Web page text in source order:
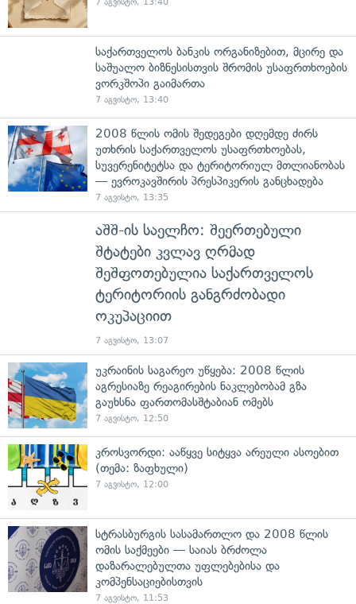
საქართველოს ბანკის ორგანიზებით, მცირე და
საშუალო ბიზნესისთვის შრომის უსაფრთხოების
ვორკშოპი გაიმართა
7 აგვისტო, 13:40
2008 წლის ომის შედეგები დღემდე ძირს
უთხრის საქართველოს უსაფრთხოებას,
სუვერენიტეტსა და ტერიტორიულ მთლიანობას
— ევროკავშირის პრესპიკერის განცხადება
7 აგვისტო, 13:35
აშშ-ის საელჩო: შეერთებული
შტატები კვლავ ღრმად
შეშფოთებულია საქართველოს
ტერიტორიის განგრძობადი
ოკუპაციით
7 აგვისტო, 13:07
უკრაინის საგარეო უწყება: 2008 წლის
აგრესიაზე რეაგირების ნაკლებობამ გზა
გაუხსნა ფართომასშტაბიან ომებს
7 აგვისტო, 12:50
კროსვორდი: ააწყვე სიტყვა არეული ასოებით
(თემა: ზაფხული)
7 აგვისტო, 12:00
სტრასბურგის სასამართლო და 2008 წლის
ომის საქმეები — საიას ბრძოლა
დაზარალებულთა უფლებებისა და
კომპენსაციებისთვის
7 აგვისტო, 11:53